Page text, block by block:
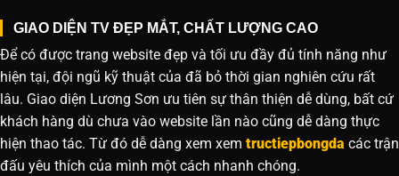
GIAO DIỆN TV ĐẸP MẮT, CHẤT LƯỢNG CAO
Để có được trang website đẹp và tối ưu đầy đủ tính năng như
hiện tại, đội ngũ kỹ thuật của đã bỏ thời gian nghiên cứu rất
lâu. Giao diện Lương Sơn ưu tiên sự thân thiện dễ dùng, bất cứ
khách hàng dù chưa vào website lần nào cũng dễ dàng thực
hiện thao tác. Từ đó dễ dàng xem xem tructiepbongda các trận
đấu yêu thích của mình một cách nhanh chóng.